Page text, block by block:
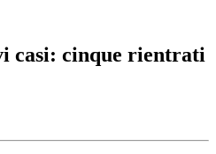
casi: cinque rientrati